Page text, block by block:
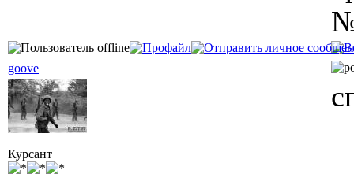
goove
Курсант